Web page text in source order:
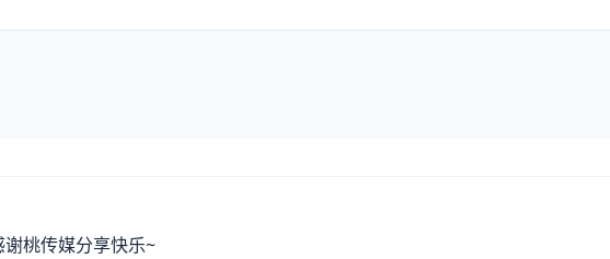
桃传媒分享快乐~